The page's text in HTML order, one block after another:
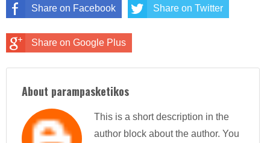
Share on Facebook Share on Twitter
Share on Google Plus
About parampasketikos
This is a short description in the
author block about the author. You